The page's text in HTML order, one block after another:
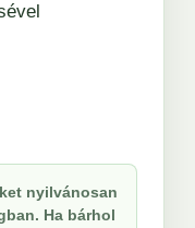
nyilvánosan
Ha bárhol